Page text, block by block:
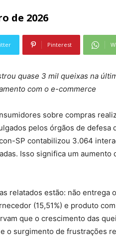
de 2026
Pinterest
quase 3 mil queixas na
com o e-commerce
sobre compras
pelos órgãos de defesa
SP contabilizou 3.064
Isso significa um aumento
relatados estão: não entrega
(15,51%) e produto
que o crescimento das
o surgimento de frustrações